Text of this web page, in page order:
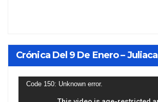
Crónica Del 9 De Enero – Juliaca
Reproductor
Code 150: Unknown error.